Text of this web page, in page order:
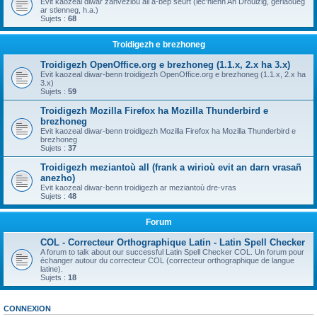
ar stlenneg, h.a.)
Sujets : 68
Troidigezh e brezhoneg
Troidigezh OpenOffice.org e brezhoneg (1.1.x, 2.x ha 3.x)
Evit kaozeal diwar-benn troidigezh OpenOffice.org e brezhoneg (1.1.x, 2.x ha
3.x)
Sujets : 59
Troidigezh Mozilla Firefox ha Mozilla Thunderbird e
brezhoneg
Evit kaozeal diwar-benn troidigezh Mozilla Firefox ha Mozilla Thunderbird e
brezhoneg
Sujets : 37
Troidigezh meziantoù all (frank a wirioù evit an darn vrasañ
anezho)
Evit kaozeal diwar-benn troidigezh ar meziantoù dre-vras
Sujets : 48
Forum
COL - Correcteur Orthographique Latin - Latin Spell Checker
A forum to talk about our successful Latin Spell Checker COL. Un forum pour
échanger autour du correcteur COL (correcteur orthographique de langue
latine).
Sujets : 18
CONNEXION